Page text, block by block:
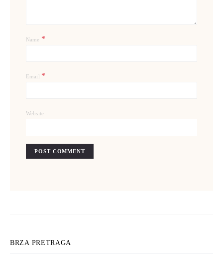
Name *
Email *
Website
BRZA PRETRAGA